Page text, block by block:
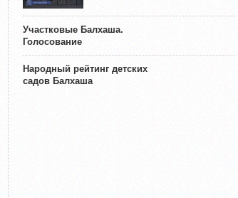
Участковые Балхаша.
Голосование
Народный рейтинг детских
садов Балхаша